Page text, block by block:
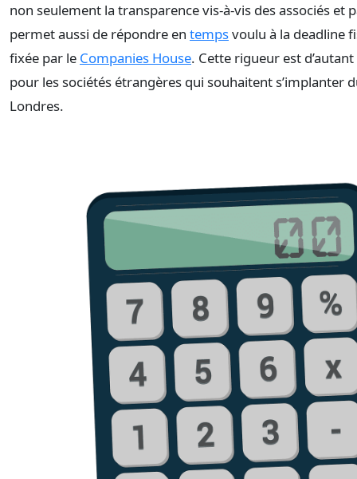
non seulement la transparence vis-à-vis des associés et
permet aussi de répondre en tempsvoulu à la deadline
fixée par le Companies House. Cette rigueur est
pour les sociétés étrangères qui souhaitent s’implanter
Londres.